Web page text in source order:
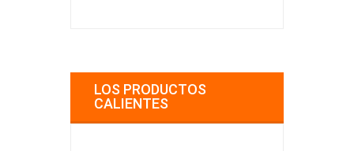
LOS PRODUCTOS
CALIENTES